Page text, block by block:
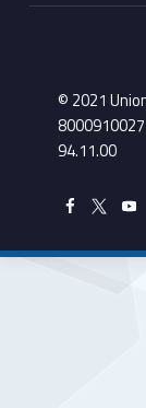
© 2021
94.11.00
Facebook Unioncamere VenetoTwitter Unioncamere Veneto
Youtube